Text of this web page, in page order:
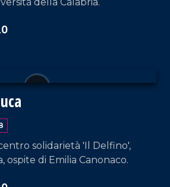
solidarietà 'Il Delfino',
ospite di Emilia Canonaco.